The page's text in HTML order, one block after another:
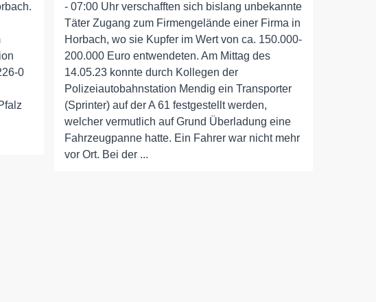
0
- 07:00 Uhr verschafften sich bislang unbekannte
Täter Zugang zum Firmengelände einer Firma in
Horbach, wo sie Kupfer im Wert von ca. 150.000-
200.000 Euro entwendeten. Am Mittag des
14.05.23 konnte durch Kollegen der
Polizeiautobahnstation Mendig ein Transporter
(Sprinter) auf der A 61 festgestellt werden,
welcher vermutlich auf Grund Überladung eine
Fahrzeugpanne hatte. Ein Fahrer war nicht mehr
vor Ort. Bei der ...